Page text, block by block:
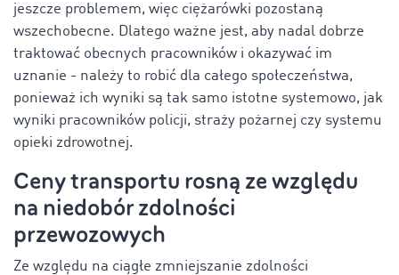
jeszcze problemem, więc ciężarówki pozostaną
wszechobecne. Dlatego ważne jest, aby nadal dobrze
traktować obecnych pracowników i okazywać im
uznanie - należy to robić dla całego społeczeństwa,
ponieważ ich wyniki są tak samo istotne systemowo, jak
wyniki pracowników policji, straży pożarnej czy systemu
opieki zdrowotnej.
Ceny transportu rosną ze względu
na niedobór zdolności
przewozowych
Ze względu na ciągłe zmniejszanie zdolności